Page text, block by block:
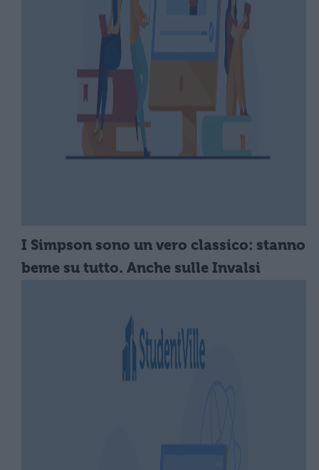
I Simpson sono un vero classico: stanno
beme su tutto. Anche sulle Invalsi